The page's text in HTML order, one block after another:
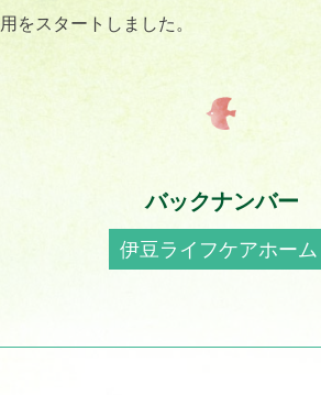
をスタートしました。
バックナンバー
伊豆ライフケアホーム